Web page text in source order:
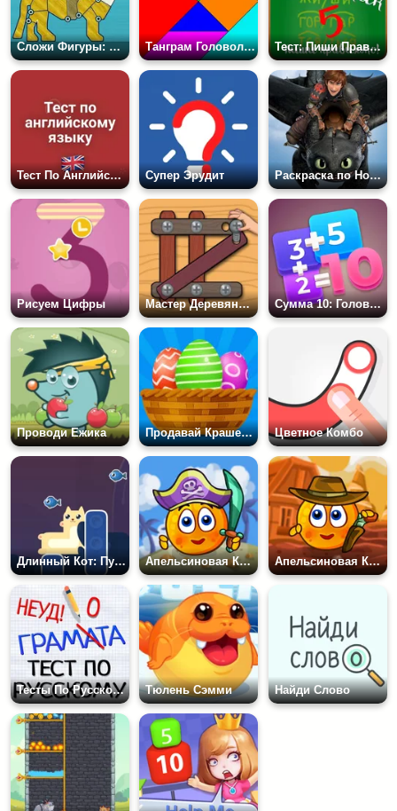
Сложи Фигуры: Животные Танграм Головоломка Тест: Пиши Правильно!
Тест По Английскому Языку Супер Эрудит Раскраска по Номерам: Как Приручить Дракона
Рисуем Цифры Мастер Деревянных Гаек: Винтовая Головоломка Сумма 10: Головоломка
Проводи Ежика Продавай Крашеные Яйца: Дизайн Цветное Комбо
Длинный Кот: Путешествие Апельсиновая Кожура: Пираты Апельсиновая Кожура: Дикий Запад
Тесты По Русскому Языку Тюлень Сэмми Найди Слово